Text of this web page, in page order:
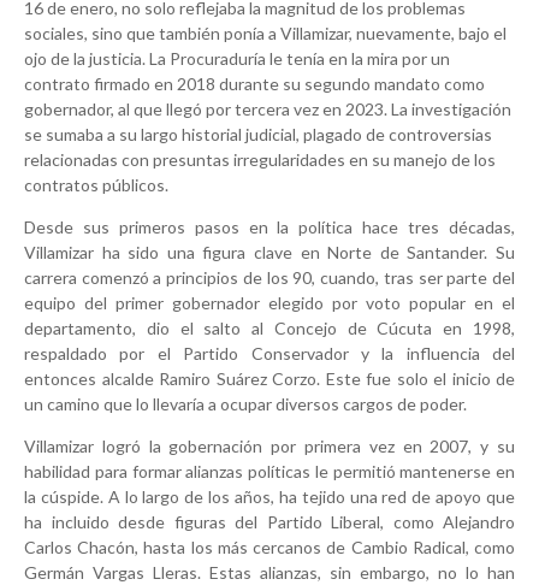
16 de enero, no solo reflejaba la magnitud de los problemas
sociales, sino que también ponía a Villamizar, nuevamente, bajo el
ojo de la justicia. La Procuraduría le tenía en la mira por un
contrato firmado en 2018 durante su segundo mandato como
gobernador, al que llegó por tercera vez en 2023. La investigación
se sumaba a su largo historial judicial, plagado de controversias
relacionadas con presuntas irregularidades en su manejo de los
contratos públicos.
Desde sus primeros pasos en la política hace tres décadas,
Villamizar ha sido una figura clave en Norte de Santander. Su
carrera comenzó a principios de los 90, cuando, tras ser parte del
equipo del primer gobernador elegido por voto popular en el
departamento, dio el salto al Concejo de Cúcuta en 1998,
respaldado por el Partido Conservador y la influencia del
entonces alcalde Ramiro Suárez Corzo. Este fue solo el inicio de
un camino que lo llevaría a ocupar diversos cargos de poder.
Villamizar logró la gobernación por primera vez en 2007, y su
habilidad para formar alianzas políticas le permitió mantenerse en
la cúspide. A lo largo de los años, ha tejido una red de apoyo que
ha incluido desde figuras del Partido Liberal, como Alejandro
Carlos Chacón, hasta los más cercanos de Cambio Radical, como
Germán Vargas Lleras. Estas alianzas, sin embargo, no lo han